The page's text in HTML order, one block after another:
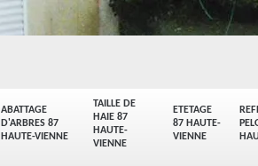
ABATTAGE
D'ARBRES 87
HAUTE-VIENNE
TAILLE DE
HAIE 87
HAUTE-
VIENNE
ETETAGE
87 HAUTE-
VIENNE